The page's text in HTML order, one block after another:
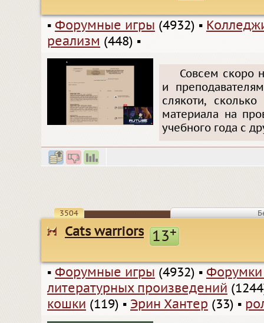
▪ Форумные игры (4932) ▪
реализм (448) ▪
Совсем скоро
и
слякоти,
материала на
учебного года с
3504
Cats warriors 13+
▪ Форумные игры (4932) ▪
литературных произведений
кошки (119) ▪ Эрин Хантер (33) ▪